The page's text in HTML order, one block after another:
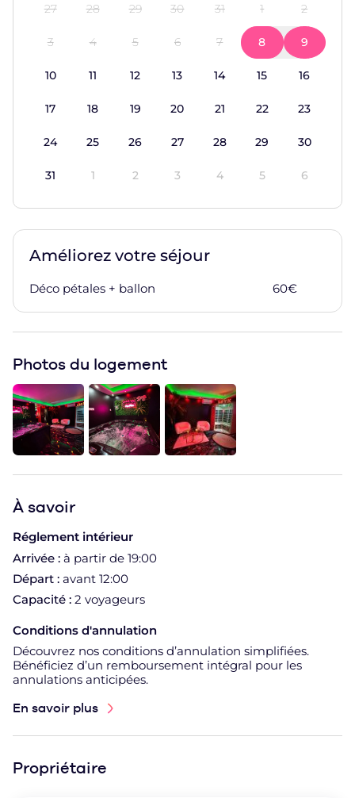
27 28 29 30 31 1 2
3 4 5 6 7 8 9
10 11 12 13 14 15 16
17 18 19 20 21 22 23
24 25 26 27 28 29 30
31 1 2 3 4 5 6
Améliorez votre séjour
Déco pétales + ballon 60€
Photos du logement
À savoir
Réglement intérieur
Arrivée : à partir de 19:00
Départ : avant 12:00
Capacité : 2 voyageurs
Conditions d'annulation
Découvrez nos conditions d’annulation simplifiées.
Bénéficiez d’un remboursement intégral pour les
annulations anticipées.
En savoir plus
Propriétaire